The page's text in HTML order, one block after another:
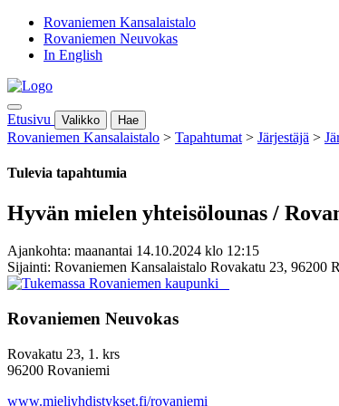
Rovaniemen Kansalaistalo
Rovaniemen Neuvokas
In English
Etusivu Valikko Hae
Rovaniemen Kansalaistalo > Tapahtumat > Järjestäjä >
Tulevia tapahtumia
Hyvän mielen yhteisölounas /
Ajankohta: maanantai 14.10.2024 klo 12:15
Sijainti: Rovaniemen Kansalaistalo Rovakatu 23, 96200
Rovaniemen Neuvokas
Rovakatu 23, 1. krs
96200 Rovaniemi
www.mieliyhdistykset.fi/rovaniemi